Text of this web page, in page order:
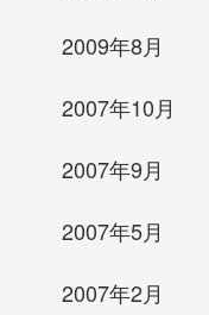
2009年8月
2007年10月
2007年9月
2007年5月
2007年2月